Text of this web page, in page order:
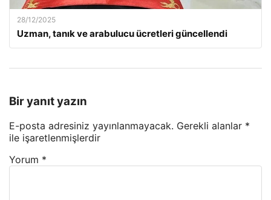
28/12/2025
Uzman, tanık ve arabulucu ücretleri güncellendi
Bir yanıt yazın
E-posta adresiniz yayınlanmayacak. Gerekli alanlar *
ile işaretlenmişlerdir
Yorum *